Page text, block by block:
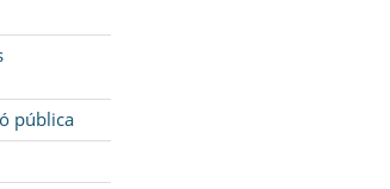
pública